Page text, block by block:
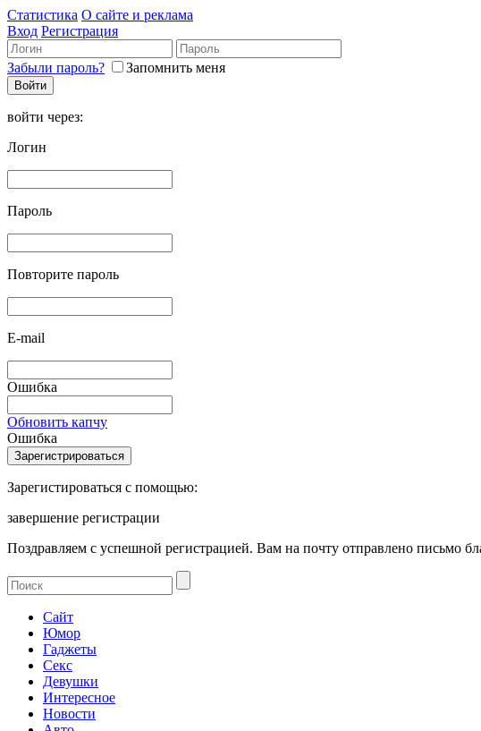
Статистика О сайте и реклама
Вход Регистрация
Забыли пароль? Запомнить меня
войти через:
Логин
Пароль
Повторите пароль
E-mail
Ошибка
Обновить капчу
Ошибка
Зарегистироваться с помощью:
завершение регистрации
Поздравляем с успешной регистрацией. Вам на почту отправлено письмо
Сайт
Юмор
Гаджеты
Секс
Девушки
Интересное
Новости